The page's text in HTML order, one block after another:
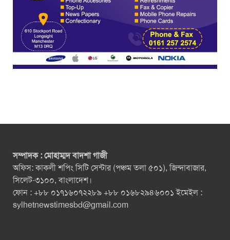
সম্পাদক : মোহাম্মদ বাদশা গাজী
অফিস: কাকলী শপিং সিটি সেন্টার (পঞ্চম তলা ৫০১), জিন্দাবাজার,
সিলেট-৩১০০, বাংলাদেশ।
ফোন : +৮৮ ০১৭১৬০৭২২৮৯ +৮৮ ০১৬৮২৯৪৬০০১ ইমেইল :
sylhetnewstimesbd@gmail.com